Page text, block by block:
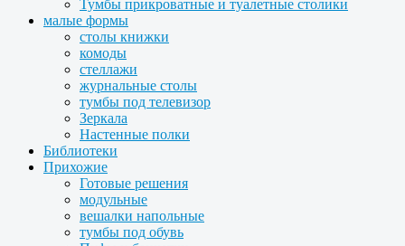
Тумбы прикроватные и туалетные столики
малые формы
столы книжки
комоды
стеллажи
журнальные столы
тумбы под телевизор
Зеркала
Настенные полки
Библиотеки
Прихожие
Готовые решения
модульные
вешалки напольные
тумбы под обувь